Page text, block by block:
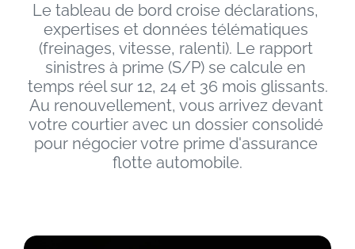
Le tableau de bord croise déclarations,
expertises et données télématiques
(freinages, vitesse, ralenti). Le rapport
sinistres à prime (S/P) se calcule en
temps réel sur 12, 24 et 36 mois glissants.
Au renouvellement, vous arrivez devant
votre courtier avec un dossier consolidé
pour négocier votre prime d'assurance
flotte automobile.